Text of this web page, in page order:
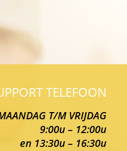
TELEFOON
T/M VRIJDAG
9:00u – 12:00u
en 13:30u – 16:30u